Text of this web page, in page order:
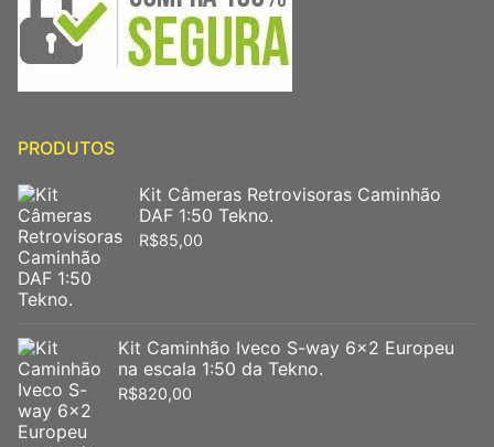
PRODUTOS
Kit Câmeras Retrovisoras Caminhão
DAF 1:50 Tekno.
R$85,00
Kit Caminhão Iveco S-way 6x2 Europeu
na escala 1:50 da Tekno.
R$820,00